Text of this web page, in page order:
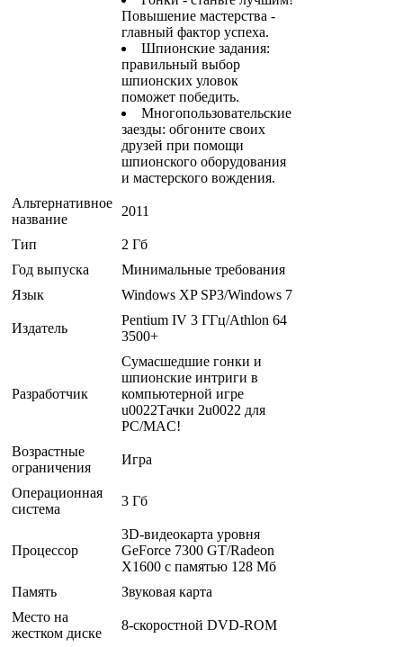
Повышение мастерства -
главный фактор успеха.
Шпионские задания:
правильный выбор
шпионских уловок
поможет победить.
Многопользовательские
заезды: обгоните своих
друзей при помощи
шпионского оборудования
и мастерского вождения.
Альтернативное
название
2011
Тип
2 Гб
Год выпуска
Минимальные требования
Язык
Windows XP SP3/Windows 7
Издатель
Pentium IV 3 ГГц/Athlon 64
3500+
Разработчик
Сумасшедшие гонки и
шпионские интриги в
компьютерной игре
u0022Тачки 2u0022 для
PC/MAC!
Возрастные
ограничения
Игра
Операционная
система
3 Гб
Процессор
3D-видеокарта уровня
GeForce 7300 GT/Radeon
X1600 с памятью 128 Мб
Память
Звуковая карта
Место на
жестком диске
8-скоростной DVD-ROM